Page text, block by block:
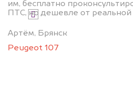
им, бесплатно
ПТС, но дешевле от реальной
Артём, Брянск
Peugeot 107
Я даю согласие на
политикой